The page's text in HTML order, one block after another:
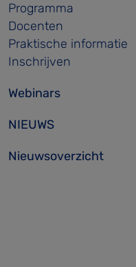
Programma
Docenten
Praktische informatie
Inschrijven
Webinars
NIEUWS
Nieuwsoverzicht